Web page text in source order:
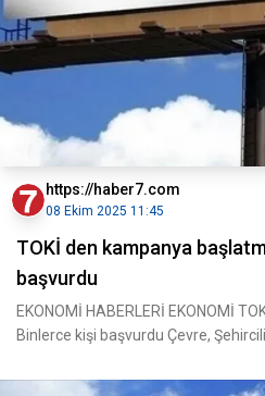
https://haber7.com
08 Ekim 2025 11:45
TOKİ den kampanya
başvurdu
EKONOMİ HABERLERİ EKONOMİ
Binlerce kişi başvurdu Çevre,